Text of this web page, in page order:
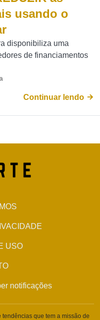
usando o
disponibiliza uma
de financiamentos
Continuar lendo
USO
notificações
que tem a missão de